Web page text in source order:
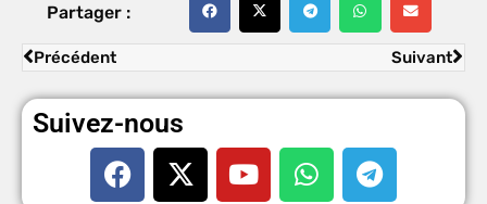
Partager :
Précédent Suivant
Suivez-nous